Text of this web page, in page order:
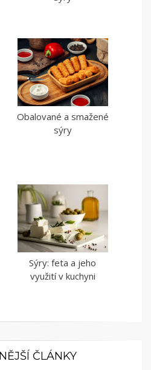
Obalované a smažené
sýry
Sýry: feta a jeho
využití v kuchyni
ČLÁNKY